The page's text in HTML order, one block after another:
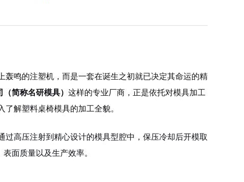
鸣的注塑机，而是一套在诞生之初就已决定其命运的精
简称名研模具） 这样的专业厂商，正是依托对模具加工
解塑料桌椅模具的加工全貌。
过高压注射到精心设计的模具型腔中，保压冷却后开模取
面质量以及生产效率。